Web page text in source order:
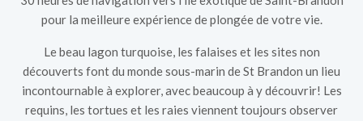
pour la meilleure expérience de plongée de votre vie.
Le beau lagon turquoise, les falaises et les sites non
découverts font du monde sous-marin de St Brandon un lieu
incontournable à explorer, avec beaucoup à y découvrir! Les
requins, les tortues et les raies viennent toujours observer